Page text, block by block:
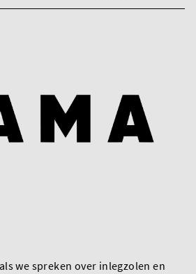
we spreken over inlegzolen en